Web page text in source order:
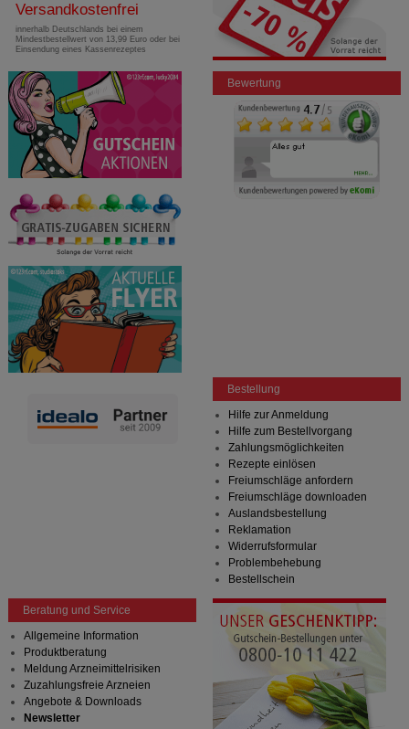
Versandkostenfrei
innerhalb Deutschlands bei einem
Mindestbestellwert von 13,99 Euro oder bei
Einsendung eines Kassenrezeptes
Bewertung
Bestellung
Hilfe zur Anmeldung
Hilfe zum Bestellvorgang
Zahlungsmöglichkeiten
Rezepte einlösen
Freiumschläge anfordern
Freiumschläge downloaden
Auslandsbestellung
Reklamation
Widerrufsformular
Problembehebung
Bestellschein
Beratung und Service
Allgemeine Information
Produktberatung
Meldung Arzneimittelrisiken
Zuzahlungsfreie Arzneien
Angebote & Downloads
Newsletter